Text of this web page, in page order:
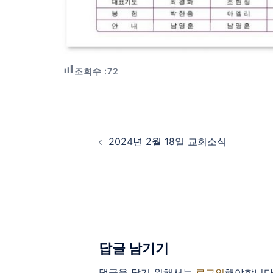
조회수 :72
Post
navigation
2024년 2월 18일 교회소식
답글 남기기